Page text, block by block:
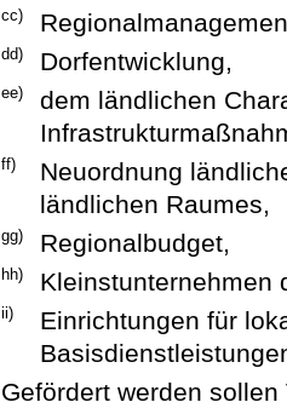
cc)
dd) Dorfentwicklung,
ee)
dem ländlichen
ff)
Neuordnung
ländlichen Raumes,
gg) Regionalbudget,
hh) Kleinstunternehmen
ii)
Einrichtungen für
Gefördert werden